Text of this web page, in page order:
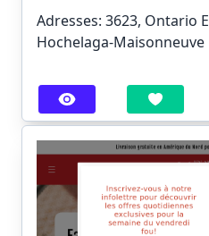
Adresses: 3623, Ontario
Hochelaga-Maisonneuve